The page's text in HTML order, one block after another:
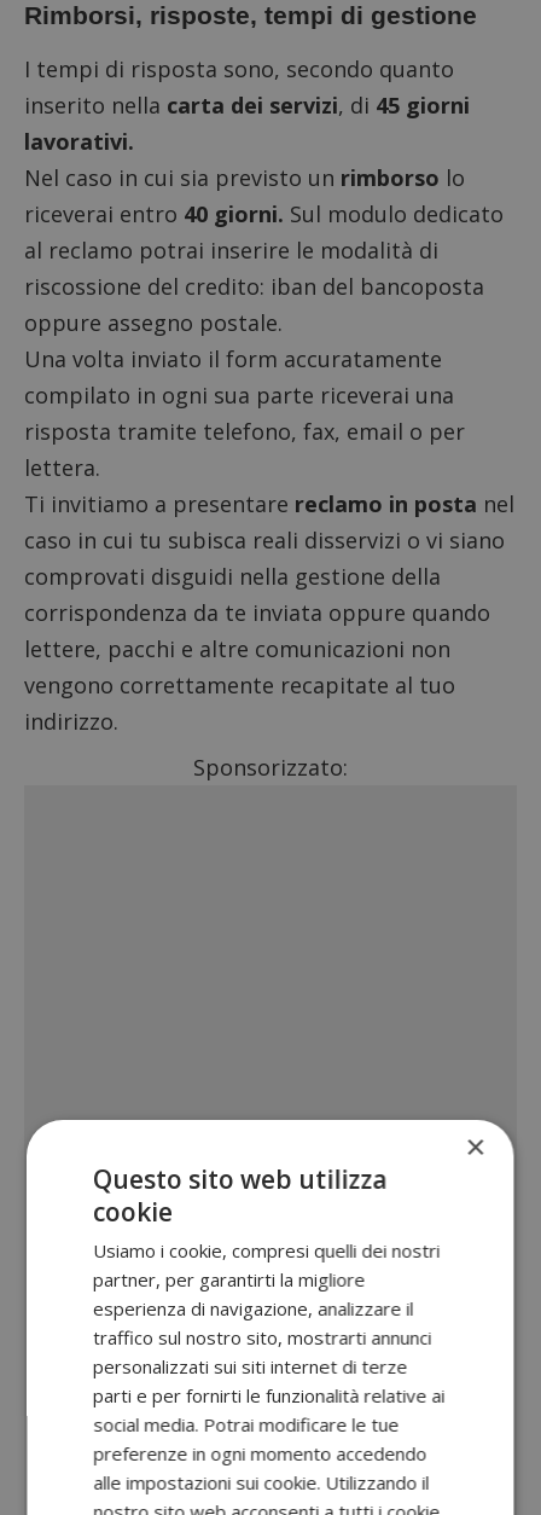
Rimborsi, risposte, tempi di gestione
I tempi di risposta sono, secondo quanto
inserito nella carta dei servizi, di 45 giorni
lavorativi.
Nel caso in cui sia previsto un rimborso lo
riceverai entro 40 giorni. Sul modulo dedicato
al reclamo potrai inserire le modalità di
riscossione del credito: iban del bancoposta
oppure assegno postale.
Una volta inviato il form accuratamente
compilato in ogni sua parte riceverai una
risposta tramite telefono, fax, email o per
lettera.
Ti invitiamo a presentare reclamo in posta nel
caso in cui tu subisca reali disservizi o vi siano
comprovati disguidi nella gestione della
corrispondenza da te inviata oppure quando
lettere, pacchi e altre comunicazioni non
vengono correttamente recapitate al tuo
indirizzo.
Sponsorizzato:
×
Questo sito web utilizza
cookie
Usiamo i cookie, compresi quelli dei nostri
partner, per garantirti la migliore
esperienza di navigazione, analizzare il
traffico sul nostro sito, mostrarti annunci
personalizzati sui siti internet di terze
parti e per fornirti le funzionalità relative ai
social media. Potrai modificare le tue
preferenze in ogni momento accedendo
alle impostazioni sui cookie. Utilizzando il